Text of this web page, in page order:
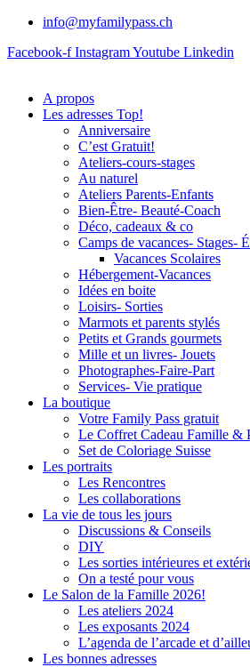
info@myfamilypass.ch
Facebook-f InstagramYoutube Linkedin
A propos
Les adresses Top!
Anniversaire
C’est Gratuit!
Ateliers-cours-stages
Au naturel
Ateliers Parents-Enfants
Bien-Être- Beauté-Coach
Déco, cadeaux & co
Camps de vacances- Stages-
Vacances Scolaires
Hébergement-Vacances
Idées en boite
Loisirs- Sorties
Marmots et parents stylés
Petits et Grands gourmets
Mille et un livres- Jouets
Photographes-Faire-Part
Services- Vie pratique
La boutique
Votre Family Pass gratuit
Le Coffret Cadeau Famille &
Set de Coloriage Suisse
Les portraits
Les Rencontres
Les collaborations
La vie de tous les jours
Discussions & Conseils
DIY
Les sorties intérieures et
On a testé pour vous
Le Salon de la Famille 2026!
Les ateliers 2024
Les exposants 2024
L’agenda de l’arcade et
Les bonnes adresses